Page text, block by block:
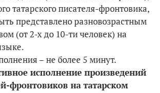
татарского писателя-фронтовика,
представлено разновозрастным
(от 2-х до 10-ти человек) на
– не более 5 минут.
исполнение произведений
фронтовиков на татарском